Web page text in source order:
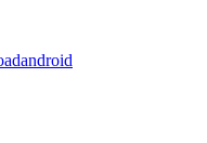
android